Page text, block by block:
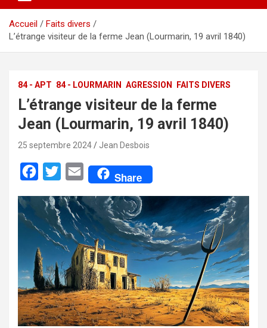
Accueil
Faits divers
L’étrange visiteur de la ferme Jean (Lourmarin, 19 avril 1840)
84 - APT 84 - LOURMARIN AGRESSION FAITS DIVERS
L’étrange visiteur de la ferme
Jean (Lourmarin, 19 avril 1840)
25 septembre 2024 Jean Desbois
o
o
k
i
t
t
e
r
E
a
i
l
Share